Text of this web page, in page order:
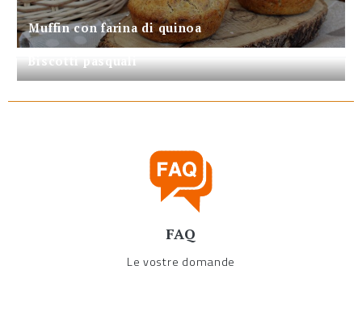
Muffin con farina di quinoa
Biscotti pasquali
FAQ
Le vostre domande